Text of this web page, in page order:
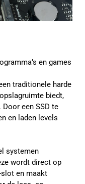
en games
traditionele harde
biedt,
Door een SSD te
en laden levels
systemen
wordt direct op
slot en maakt